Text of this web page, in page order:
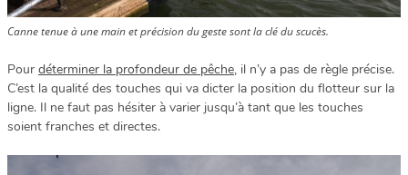
Canne tenue à une main et précision du geste sont la clé du scucès.
Pour déterminer la profondeur de pêche, il n’y a pas de règle précise.
C’est la qualité des touches qui va dicter la position du flotteur sur la
ligne. Il ne faut pas hésiter à varier jusqu’à tant que les touches
soient franches et directes.